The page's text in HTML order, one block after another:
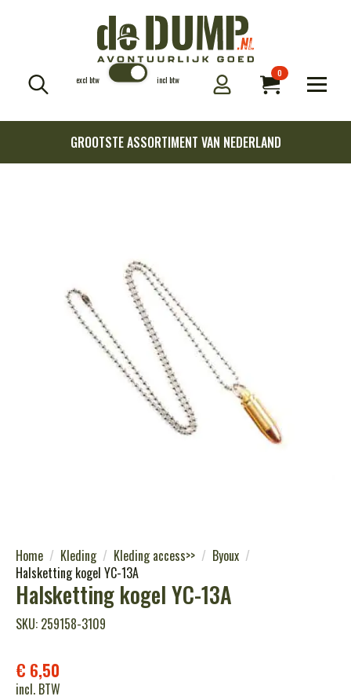
excl btw incl btw
0
GROOTSTE ASSORTIMENT VAN NEDERLAND
Home Kleding Kleding access>>
Byoux
Halsketting kogel YC-13A
Halsketting kogel YC-13A
SKU: 259158-3109
€ 6,50
incl. BTW